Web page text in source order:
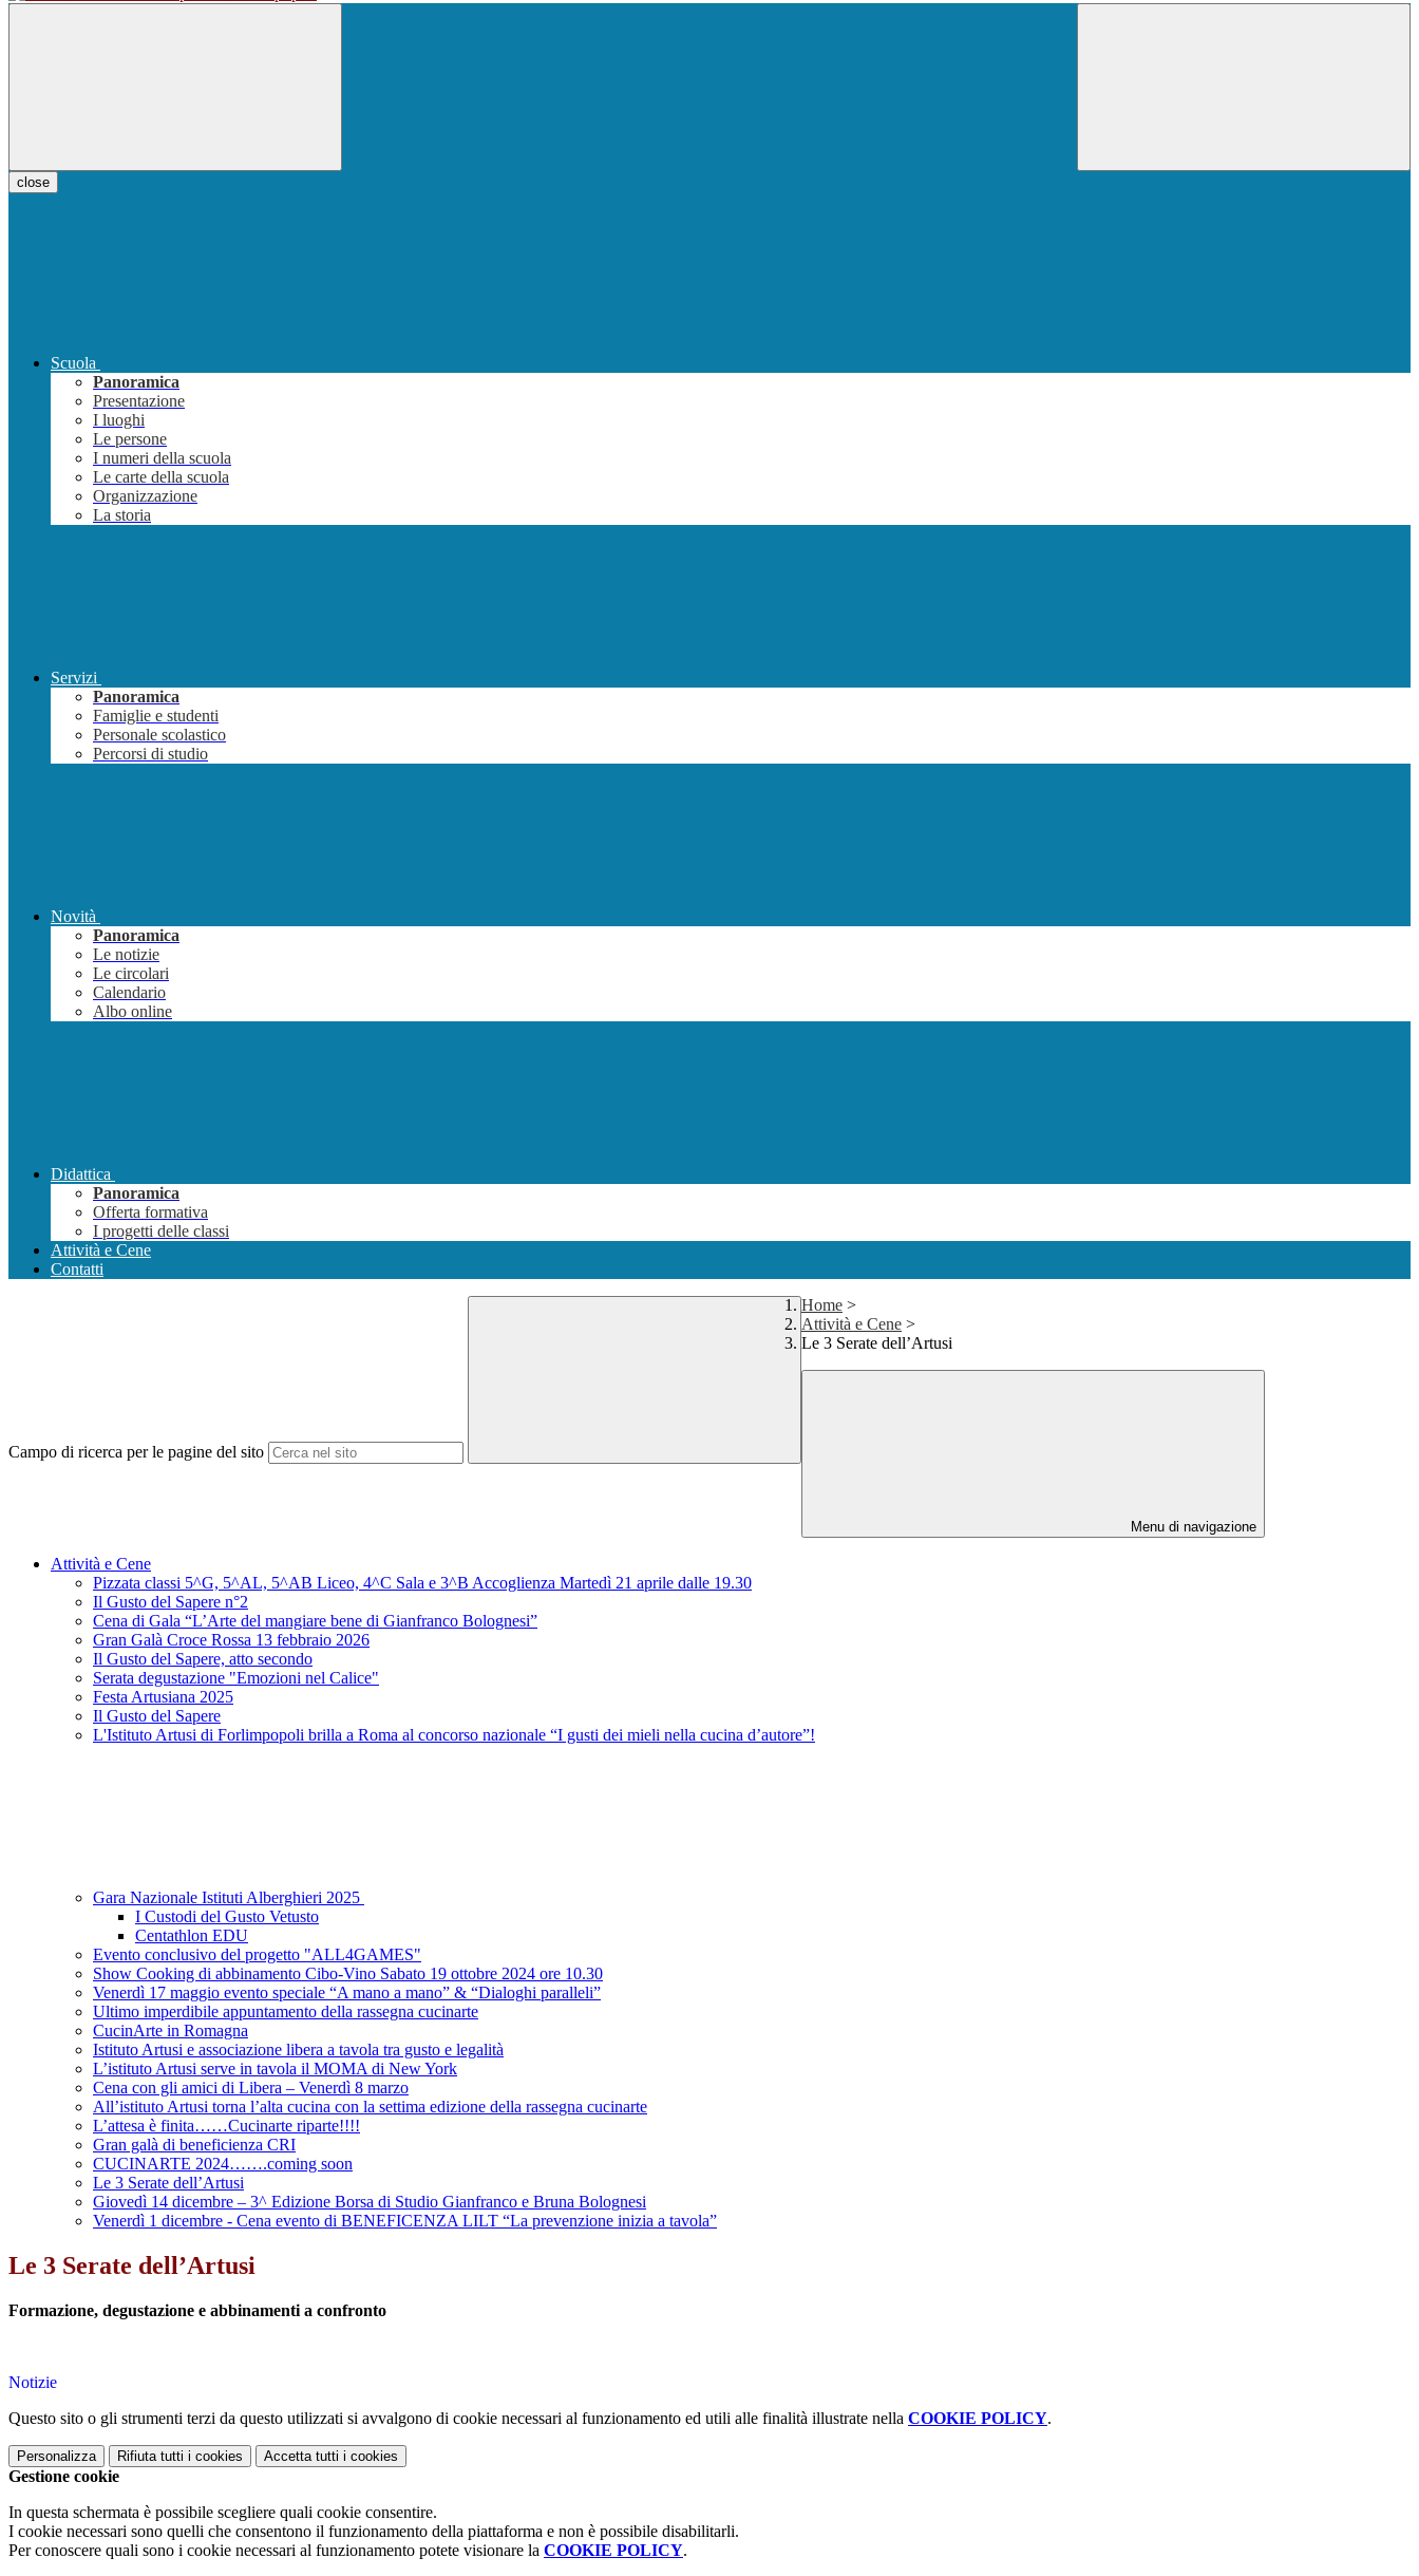
close
Scuola
Panoramica
Presentazione
I luoghi
Le persone
I numeri della scuola
Le carte della scuola
Organizzazione
La storia
Servizi
Panoramica
Famiglie e studenti
Personale scolastico
Percorsi di studio
Novità
Panoramica
Le notizie
Le circolari
Calendario
Albo online
Didattica
Panoramica
Offerta formativa
I progetti delle classi
Attività e Cene
Contatti
Campo di ricerca per le pagine del sito
Home >
Attività e Cene >
Le 3 Serate dell’Artusi
Menu di navigazione
Attività e Cene
Pizzata classi 5^G, 5^AL, 5^AB Liceo, 4^C Sala e 3^B Accoglienza Martedì 21 aprile dalle 19.30
Il Gusto del Sapere n°2
Cena di Gala “L’Arte del mangiare bene di Gianfranco Bolognesi”
Gran Galà Croce Rossa 13 febbraio 2026
Il Gusto del Sapere, atto secondo
Serata degustazione "Emozioni nel Calice"
Festa Artusiana 2025
Il Gusto del Sapere
L'Istituto Artusi di Forlimpopoli brilla a Roma al concorso nazionale “I gusti dei mieli nella cucina d’autore”!
Gara Nazionale Istituti Alberghieri 2025
I Custodi del Gusto Vetusto
Centathlon EDU
Evento conclusivo del progetto "ALL4GAMES"
Show Cooking di abbinamento Cibo-Vino Sabato 19 ottobre 2024 ore 10.30
Venerdì 17 maggio evento speciale “A mano a mano” & “Dialoghi paralleli”
Ultimo imperdibile appuntamento della rassegna cucinarte
CucinArte in Romagna
Istituto Artusi e associazione libera a tavola tra gusto e legalità
L’istituto Artusi serve in tavola il MOMA di New York
Cena con gli amici di Libera – Venerdì 8 marzo
All’istituto Artusi torna l’alta cucina con la settima edizione della rassegna cucinarte
L’attesa è finita……Cucinarte riparte!!!!
Gran galà di beneficienza CRI
CUCINARTE 2024…….coming soon
Le 3 Serate dell’Artusi
Giovedì 14 dicembre – 3^ Edizione Borsa di Studio Gianfranco e Bruna Bolognesi
Venerdì 1 dicembre - Cena evento di BENEFICENZA LILT “La prevenzione inizia a tavola”
Le 3 Serate dell’Artusi
Formazione, degustazione e abbinamenti a confronto
Notizie
Questo sito o gli strumenti terzi da questo utilizzati si avvalgono di cookie necessari al funzionamento ed utili alle finalità illustrate nella COOKIE POLICY.
Personalizza Rifiuta tutti i cookies Accetta tutti i cookies
Gestione cookie
In questa schermata è possibile scegliere quali cookie consentire.
I cookie necessari sono quelli che consentono il funzionamento della piattaforma e non è possibile disabilitarli.
Per conoscere quali sono i cookie necessari al funzionamento potete visionare la COOKIE POLICY.